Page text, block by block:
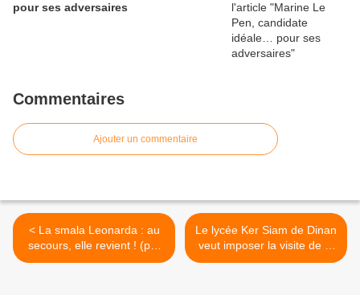
pour ses adversaires
Commentaires
Ajouter un commentaire
< La smala Leonarda : au
secours, elle revient ! (par
Marie Delarue)
Le lycée Ker Siam de Dinan
veut imposer la visite de la
grande mosquée de Paris à